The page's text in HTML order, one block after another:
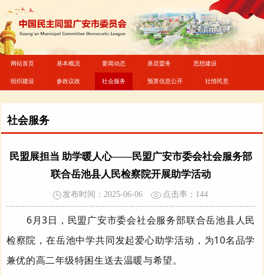
网站首页 基本概况 要闻动态 基层盟务 思想建设
组织建设 参政议政 社会服务 预算信息公开 社情民意
社会服务
民盟展担当 助学暖人心——民盟广安市委会社会服务部
联合岳池县人民检察院开展助学活动
发布时间：2025-06-06 点击率： 144
6月3日，民盟广安市委会社会服务部联合岳池县人民
检察院 ，在岳池中学共同发起爱心助学活动 ，为10名品学
兼优的高二年级特困生送去温暖与希望。